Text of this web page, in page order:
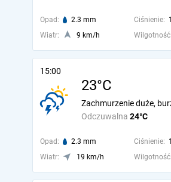
Opad: 2.3 mm Ciśnienie:
Wiatr:
9 km/h Wilgotność:
15:00
23°C
Odczuwalna 24°C
Zachmurzenie duże,
Opad: 2.3 mm Ciśnienie:
Wiatr:
19 km/h Wilgotność: